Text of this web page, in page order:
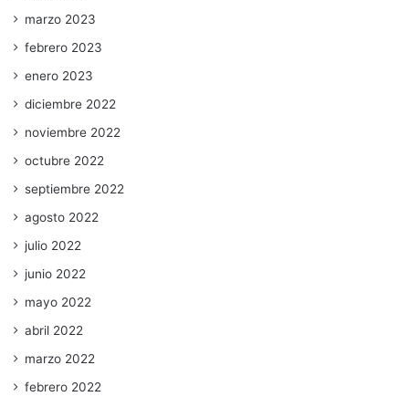
marzo 2023
febrero 2023
enero 2023
diciembre 2022
noviembre 2022
octubre 2022
septiembre 2022
agosto 2022
julio 2022
junio 2022
mayo 2022
abril 2022
marzo 2022
febrero 2022